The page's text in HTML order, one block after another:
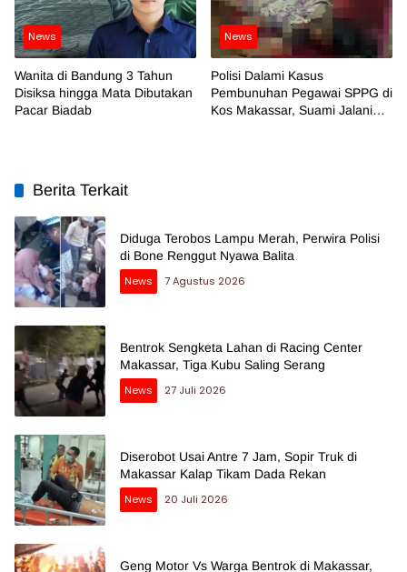
News
Wanita di Bandung 3 Tahun
Disiksa hingga Mata Dibutakan
Pacar Biadab
News
Polisi Dalami Kasus
Pembunuhan Pegawai SPPG di
Kos Makassar, Suami Jalani
Berita Terkait
Diduga Terobos Lampu Merah, Perwira Polisi
di Bone Renggut Nyawa Balita
News
7 Agustus 2026
Bentrok Sengketa Lahan di Racing Center
Makassar, Tiga Kubu Saling Serang
News
27 Juli 2026
Diserobot Usai Antre 7 Jam, Sopir Truk di
Makassar Kalap Tikam Dada Rekan
News
20 Juli 2026
Geng Motor Vs Warga Bentrok di Makassar,